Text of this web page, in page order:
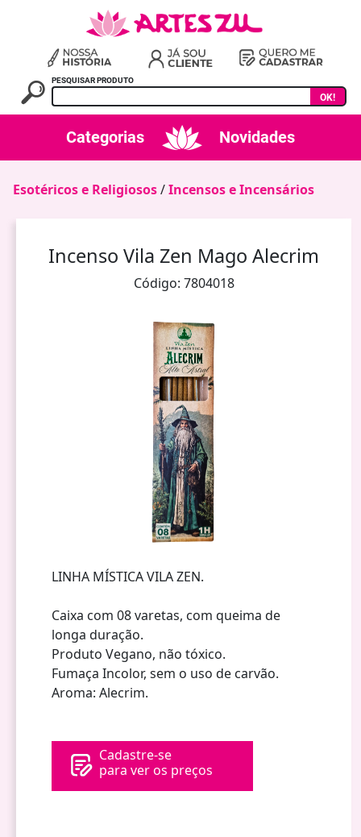
PESQUISAR PRODUTO
OK!
Categorias Novidades
Esotéricos e Religiosos/Incensos e Incensários
Incenso Vila Zen Mago Alecrim
Código: 7804018
LINHA MÍSTICA VILA ZEN.
Caixa com 08 varetas, com queima de
longa duração.
Produto Vegano, não tóxico.
Fumaça Incolor, sem o uso de carvão.
Aroma: Alecrim.
Cadastre-se
para ver os preços